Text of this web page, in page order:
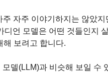
자주 이야기하지는 않았
언 모델은 어떤 것들인지
해 보려고 합니다.
델(LLM)과 비슷해 보일 수